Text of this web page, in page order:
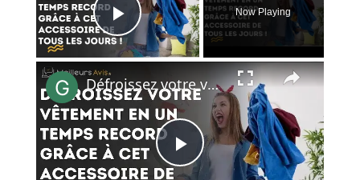
Play Video
Now Playing
×
Play
Défroissez votre vêtement en un temps record grâce à cet accessoire de tous les jours !